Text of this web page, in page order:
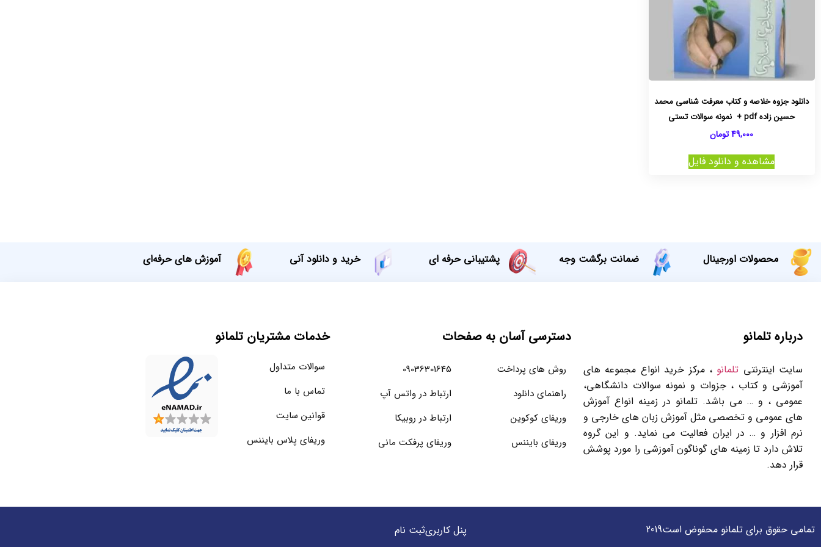
دانلود جزوه خلاصه و کتاب معرفت شناسی محمد
حسین زاده pdf + نمونه سوالات تستی
49,000تومان
مشاهده و دانلود فایل
محصولات اورجینال ضمانت برگشت وجه پشتیبانی حرفه ای خرید و دانلود آنی آموزش های حرفه‌ای
درباره تلمانو
سایت اینترنتی تلمانو ، مرکز خرید انواع مجموعه های
آموزشی و کتاب ، جزوات و نمونه سوالات دانشگاهی،
عمومی ، و … می باشد. تلمانو در زمینه انواع آموزش
های عمومی و تخصصی مثل آموزش زبان های خارجی و
نرم افزار و … در ایران فعالیت می نماید. و این گروه
تلاش دارد تا زمینه های گوناگون آموزشی را مورد پوشش
قرار دهد.
دسترسی آسان به صفحات
روش های پرداخت
راهنمای دانلود
وریفای کوکوین
وریفای بایننس
09036301645
ارتباط در واتس آپ
ارتباط در روبیکا
وریفای پرفکت مانی
خدمات مشتریان تلمانو
سوالات متداول
تماس با ما
قوانین سایت
وریفای پلاس بایننس
تمامی حقوق برای تلمانو محفوض است2019 پنل کاربریثبت نام